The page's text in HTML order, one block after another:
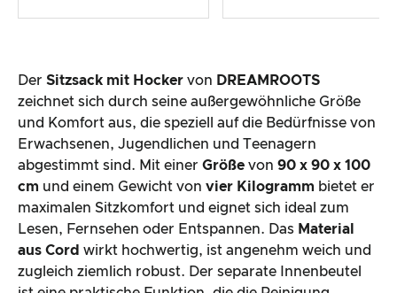
Der Sitzsack mit Hocker von DREAMROOTS
zeichnet sich durch seine außergewöhnliche Größe
und Komfort aus, die speziell auf die Bedürfnisse von
Erwachsenen, Jugendlichen und Teenagern
abgestimmt sind. Mit einer Größe von 90 x 90 x 100
cm und einem Gewicht von vier Kilogramm bietet er
maximalen Sitzkomfort und eignet sich ideal zum
Lesen, Fernsehen oder Entspannen. Das Material
aus Cord wirkt hochwertig, ist angenehm weich und
zugleich ziemlich robust. Der separate Innenbeutel